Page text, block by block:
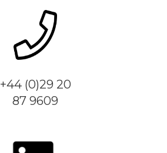
+44 (0)29 20
87 9609